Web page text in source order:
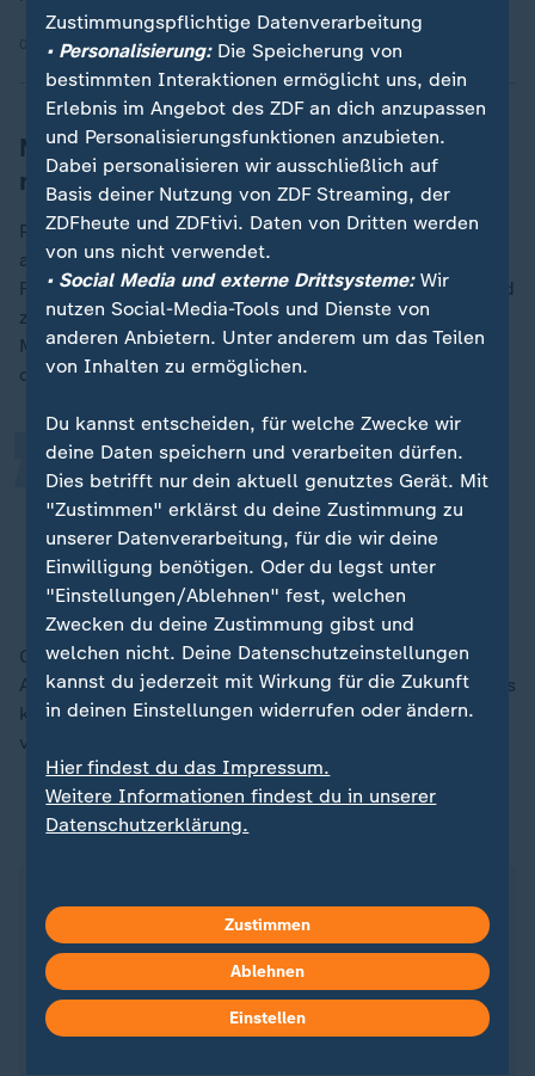
05.02.2026 | 29:15 min
Nur ein Monarch kann das Adelsrecht
reformieren
Prinz von Croӱ versteht "den Wunsch vieler Familien,
auch vieler, vor allen Dingen Töchter in unseren
Familien", die jahrhundertalten Regeln anzupassen und
zum Beispiel die Frauen endlich gleichzustellen. Das
Mannesstammprinzip sei "vielleicht ungerecht". Aber
das sei eindeutig nicht zu ändern.
Niemand kann dieses Adelsrecht
reformieren, außer ein - ich sage
jetzt mal: Monarch.
„
Albrecht Prinz von Croӱ
Graf Finck von Finckenstein bestätigt, dass das
Adelsrecht auf dem alten Stand bleiben müsse, weil es
keinen König mehr gibt: "Das ist eingefroren. Das ist
versteinert. Das ist nicht mehr änderbar."
Doku "Die geheime Welt des Adels"
Inkrafttreten der Weimarer Verfassung 1919 ist der
Adelsstand rechtlich bedeutungslos. Und doch
prägen adelige Familien bis heute Teile des
gesellschaftlichen und wirtschaftlichen Lebens in
Deutschland.
Zustimmungspflichtige Datenverarbeitung
• Personalisierung:Die Speicherung von
bestimmten Interaktionen ermöglicht uns, dein
Erlebnis im Angebot des ZDF an dich anzupassen
und Personalisierungsfunktionen anzubieten.
Dabei personalisieren wir ausschließlich auf
Basis deiner Nutzung von ZDF Streaming, der
ZDFheute und ZDFtivi. Daten von Dritten werden
von uns nicht verwendet.
• Social Media und externe Drittsysteme:Wir
nutzen Social-Media-Tools und Dienste von
anderen Anbietern. Unter anderem um das Teilen
von Inhalten zu ermöglichen.
Du kannst entscheiden, für welche Zwecke wir
deine Daten speichern und verarbeiten dürfen.
Dies betrifft nur dein aktuell genutztes Gerät. Mit
"Zustimmen" erklärst du deine Zustimmung zu
unserer Datenverarbeitung, für die wir deine
Einwilligung benötigen. Oder du legst unter
"Einstellungen/Ablehnen" fest, welchen
Zwecken du deine Zustimmung gibst und
welchen nicht. Deine Datenschutzeinstellungen
kannst du jederzeit mit Wirkung für die Zukunft
in deinen Einstellungen widerrufen oder ändern.
Hier findest du das Impressum.
Weitere Informationen findest du in unserer
Datenschutzerklärung.
Zustimmen
Ablehnen
Einstellen